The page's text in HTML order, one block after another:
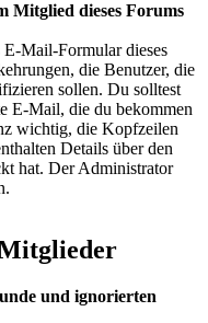
Mitglied dieses Forums
E-Mail-Formular dieses
die Benutzer, die
sollen. Du solltest
E-Mail, die du bekommen
wichtig, die Kopfzeilen
Details über den
hat. Der Administrator
und ignorierten